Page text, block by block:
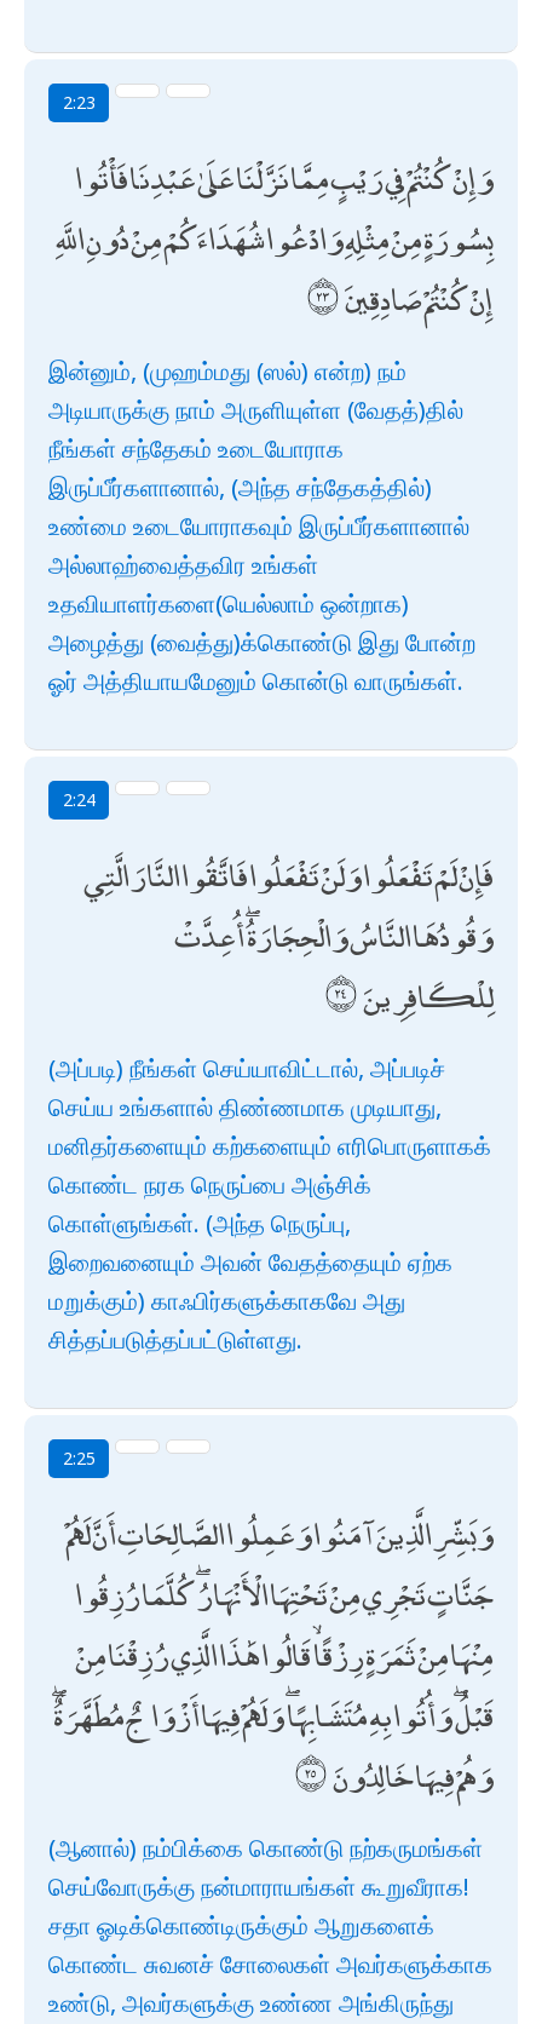
2:23
وَإِنْ كُنْتُمْ فِي رَيْبٍ مِمَّا نَزَّلْنَا عَلَىٰ عَبْدِنَا فَأْتُوا
بِسُورَةٍ مِنْ مِثْلِهِ وَادْعُوا شُهَدَاءَكُمْ مِنْ دُونِ اللَّهِ
إِنْ كُنْتُمْ صَادِقِينَ
இன்னும், (முஹம்மது (ஸல்) என்ற) நம்
அடியாருக்கு நாம் அருளியுள்ள (வேதத்)தில்
நீங்கள் சந்தேகம் உடையோராக
இருப்பீர்களானால், (அந்த சந்தேகத்தில்)
உண்மை உடையோராகவும் இருப்பீர்களானால்
அல்லாஹ்வைத்தவிர உங்கள்
உதவியாளர்களை(யெல்லாம் ஒன்றாக)
அழைத்து (வைத்து)க்கொண்டு இது போன்ற
ஓர் அத்தியாயமேனும் கொன்டு வாருங்கள்.
2:24
فَإِنْ لَمْ تَفْعَلُوا وَلَنْ تَفْعَلُوا فَاتَّقُوا النَّارَ الَّتِي
وَقُودُهَا النَّاسُ وَالْحِجَارَةُ ۖ أُعِدَّتْ
لِلْكَافِرِينَ
(அப்படி) நீங்கள் செய்யாவிட்டால், அப்படிச்
செய்ய உங்களால் திண்ணமாக முடியாது,
மனிதர்களையும் கற்களையும் எரிபொருளாகக்
கொண்ட நரக நெருப்பை அஞ்சிக்
கொள்ளுங்கள். (அந்த நெருப்பு,
இறைவனையும் அவன் வேதத்தையும் ஏற்க
மறுக்கும்) காஃபிர்களுக்காகவே அது
சித்தப்படுத்தப்பட்டுள்ளது.
2:25
وَبَشِّرِ الَّذِينَ آمَنُوا وَعَمِلُوا الصَّالِحَاتِ أَنَّ لَهُمْ
جَنَّاتٍ تَجْرِي مِنْ تَحْتِهَا الْأَنْهَارُ ۖ كُلَّمَا رُزِقُوا
مِنْهَا مِنْ ثَمَرَةٍ رِزْقًا ۙ قَالُوا هَٰذَا الَّذِي رُزِقْنَا مِنْ
قَبْلُ ۖ وَأُتُوا بِهِ مُتَشَابِهًا ۖ وَلَهُمْ فِيهَا أَزْوَاجٌ مُطَهَّرَةٌ ۖ
وَهُمْ فِيهَا خَالِدُونَ
(ஆனால்) நம்பிக்கை கொண்டு நற்கருமங்கள்
செய்வோருக்கு நன்மாராயங்கள் கூறுவீராக!
சதா ஓடிக்கொண்டிருக்கும் ஆறுகளைக்
கொண்ட சுவனச் சோலைகள் அவர்களுக்காக
உண்டு, அவர்களுக்கு உண்ண அங்கிருந்து